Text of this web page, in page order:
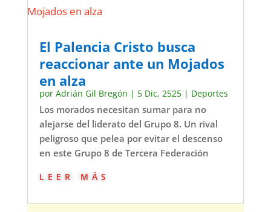
El Palencia Cristo busca
reaccionar ante un Mojados
en alza
por Adrián Gil Bregón | 5 Dic, 2525| Deportes
Los morados necesitan sumar para no
alejarse del liderato del Grupo 8. Un rival
peligroso que pelea por evitar el descenso
en este Grupo 8 de Tercera Federación
leer más